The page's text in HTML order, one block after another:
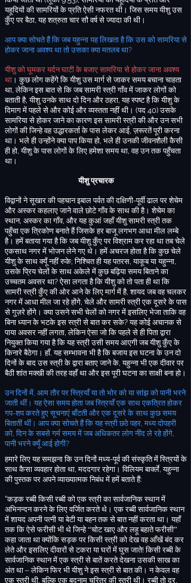
यहूदियों की सामरियों के प्रति ऐसी नफरत थी । जिस समय यीशु उस
कुँए पर बैठा,यह शत्रुता चार सौ वर्ष से ज्यादा की थी ।
आप क्या सोचते हैं कि जब यहुन्ना यह लिखता है किउस को सामरिया से
होकर जाना अवश्य था तो उसका क्या मतलब था?
यीशु को घूमकर यर्दन घाटी के बजाए सामरिया से होकर जाना अवश्य
था । कुछ लोग कहेंगे कि यीशु उस मार्ग से जाकर समय बचाना चाहता
था,लेकिन इस बात से कि जब सामरी स्त्री गाँव में जाकर लोगों को
बताती है,यीशु उनके साथ दो दिन और ठहरा,यह स्पष्ट है कि यीशु के
दिमाग में पहले से और कोई औरव्यस्तता नहीं थी । (पद 40)उसके
सामरिया से होकर जाने का कारण इस सामरी स्त्री की और उन सभी
लोगों की जिन्हे वह उद्धारकर्ता के पास लेकर आई,ज़रूरतें पूरी करना
था। भले ही उन्होंने क्या पाप किया हो, भले ही उनकी जीवनशैली कैसी
ही हो,यीशु के पास लोगों के लिए हमेशा समय था,वह उन तक पहुँचता
था।
यीशु प्रचारक
विद्वानों ने सूखार की पहचान इबाल पर्वत की दक्षिणी-पूर्वी ढाल पर शेचेम
और अस्कर कहलाए जाने वाले छोटे गाँव के साथ की है। शेचेमका
स्थान, अस्कर का गाँव, और यह कुआं जहाँ यीशु सामरी स्त्री तक
पहुँचा एक त्रिकोण बनाते हैं जिसके हर बाजू लगभग आधा मील लम्बे
है। हमें बताया गया है कि जब यीशु कुँए पर विश्राम कर रहा था तब चेले
एकसाथ नगर में भोजन लेने गए थे। हमें अचरज होता है कि कुछ चेले
यीशु के साथ क्यूँ नहीं रुके;निश्चित ही यह पतरस,याकूब या यहुन्ना,
उसके प्रिय चेलों के साथ अकेले में कुछ बढ़िया समय बिताने का
उच्चतम अवसर था?ऐसा लगता है कि यीशु को तो पता ही था कि
सामरी स्त्री कुँए की ओर आने के लिए मार्ग में है,शायद जब वह चलकर
नगर में आधा मील जा रहे होंगे,चेले और सामरी स्त्री एक दूसरे के पास
से गुज़रे होंगे। क्या उसने सभी चेलों को नगर में इसलिए भेजा ताकि वह
बिना ध्यान के भटके इस स्त्री से बात कर सके?यह कोई अचानक से
पाया अवसर नहीं लगता,लेकिन ऐसा जो कि पहले से ही पिता द्वारा
नियुक्त किया गया है कि यह स्त्री उसी समय आएगी जब यीशु कुँए के
किनारे बैठेगा । हाँ,यह सम्भावना भी है कि बजाय इस घटना के उन दो
दिनों के बाद उस स्त्री के द्वारा बताए जाने के,यहुन्ना भी एक दीवार पर
बैठी शांत मक्खी की तरह वहाँ था और इस पूरी घटना का साक्षी बना हो।
उन दिनों में, आम तौर पर स्त्रियाँ या तो भोर को या सांझ को पानी भरने
जाती थीं। यह ऐसा समय होता जब स्त्रियाँ एक साथ एकत्रित होकर
गप-शप करते हुए सूचनाएं बाँटती और एक दूसरे के साथ कुछ समय
बितातीं थीं। आप क्या सोचते हैं कि यह स्त्री छठे पहर,मध्य दोपहरी
को,दिन के सबसे गर्म समय में जब अधिकतर लोग नींद ले रहे होंगे,
पानी भरने क्यूँ आई होगी?
हमारे लिए यह समझना कि उन दिनों मध्य-पूर्व की संस्कृति में स्त्रियों के
साथ कैसा व्यवहार होता था,मददगार रहेगा । विलियम बार्क्ले,यहुन्ना
की पुस्तक पर अपने व्याख्यात्मक निबंधमें हमें बताते हैं:
“कड़क रब्बी किसी रब्बी को एक स्त्री का सार्वजानिक स्थान में
अभिनन्दन करने के लिए वर्जित करते थे । एक रब्बी सार्वजानिक स्थान
में शायद अपनी पत्नी या बेटी या बहन तक से बात नहीं करता था। यहाँ
तक कि ऐसे फरीसी भी थे जिन्हे “चोट खाए और लहू बहाते फरीसी”
कहा जाता था क्योंकि सड़क पर किसी स्त्री को देख वह आँखें बंद कर
लेते और इसलिए दीवारों से टकरा या घरों में घुस जाते!किसी रब्बी के
सार्वजानिक स्थान में एक स्त्री से बातें करते देखना उसकी साख का
अंत था – लेकिन फिर भी यीशु ने इस स्त्री से बात की। न केवल वह
एक स्त्री थी,बल्कि एक बदनाम चरित्र की स्त्री थी। रब्बी तो दूर,